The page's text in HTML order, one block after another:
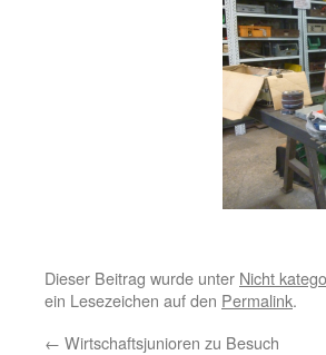
Dieser Beitrag wurde unter Nicht
ein Lesezeichen auf den Permalink.
← Wirtschaftsjunioren zu Besuch